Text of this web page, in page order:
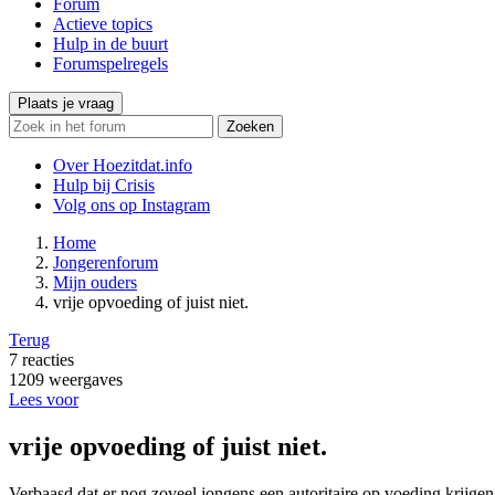
Forum
Actieve topics
Hulp in de buurt
Forumspelregels
Plaats je vraag
Zoeken
Over Hoezitdat.info
Hulp bij Crisis
Volg ons op Instagram
Home
Jongerenforum
Mijn ouders
vrije opvoeding of juist niet.
Terug
7 reacties
1209 weergaves
Lees voor
vrije opvoeding of juist niet.